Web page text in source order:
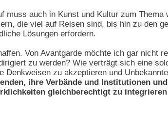
muss auch in Kunst und Kultur zum
die viel auf Reisen sind, bis hin zu den
Lösungen erfordern.
Von Avantgarde möchte ich gar nicht
zu werden? Wie verträgt sich eine
Denkweisen zu akzeptieren und
ihre Verbände und Institutionen
gleichberechtigt zu